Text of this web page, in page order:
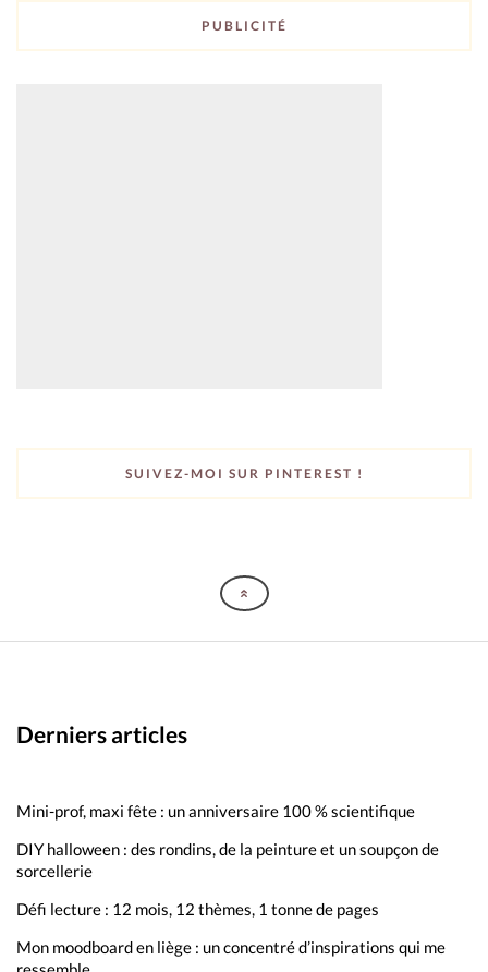
PUBLICITÉ
SUIVEZ-MOI SUR PINTEREST !
Derniers articles
Mini-prof, maxi fête : un anniversaire 100 % scientifique
DIY halloween : des rondins, de la peinture et un soupçon de
sorcellerie
Défi lecture : 12 mois, 12 thèmes, 1 tonne de pages
Mon moodboard en liège : un concentré d’inspirations qui me